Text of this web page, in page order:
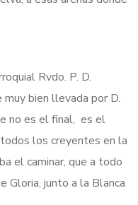
Rvdo. P. D.
muy bien llevada por D.
no es el final, es el
los creyentes en la
el caminar, que a todo
Gloria, junto a la Blanca